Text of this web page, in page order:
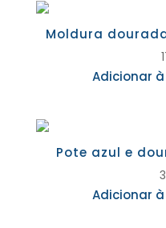
Moldura
Adicionar
Pote azul e
Adicionar